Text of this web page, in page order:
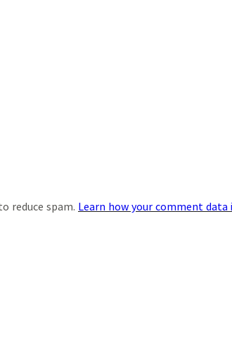
reduce spam. Learn how your comment data